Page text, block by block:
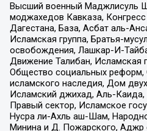
Высший военный Маджлисуль
моджахедов Кавказа,
Дагестана, База, Асбат аль-
Исламская группа, Братья-
освобождения, Лашкар-И-
Движение Талибан, Исламская
Общество социальных
исламского наследия, Дом
Исламский джихад, Аль-
Правый сектор, Исламское
Нусра ли-Ахль аш-Шам,
Минина и Д. Пожарского, Аджр